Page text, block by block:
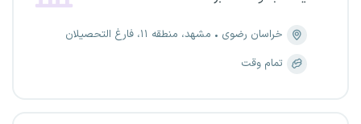
خراسان رضوی
مشهد، منطقه ۱۱، فارغ التحصیلان
تمام وقت